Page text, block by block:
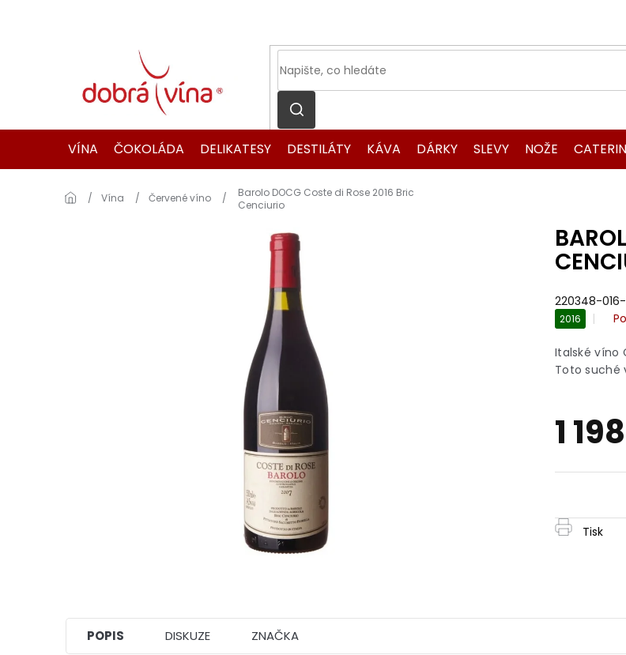
VÍNA
ČOKOLÁDA DELIKATESY DESTILÁTY KÁVA DÁRKY SLEVY NOŽE
Domů
Vína Červené víno
Barolo DOCG Coste di Rose 2016 Bric
Cenciurio
220348-
2016
je
Italské víno
Toto suché
1
Tisk
POPIS DISKUZE ZNAČKA